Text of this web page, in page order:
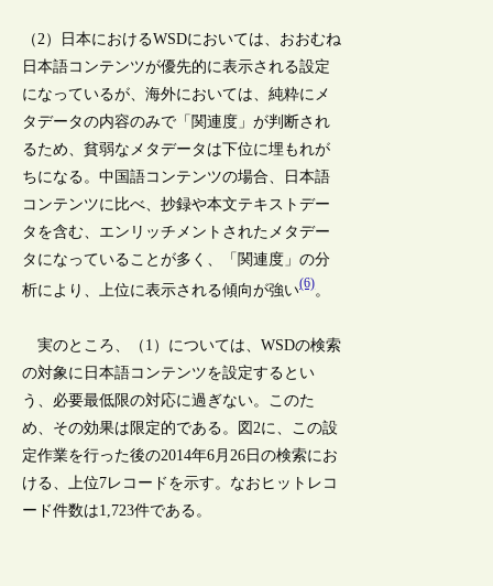
（2）日本におけるWSDにおいては、おおむね
日本語コンテンツが優先的に表示される設定
になっているが、海外においては、純粋にメ
タデータの内容のみで「関連度」が判断され
るため、貧弱なメタデータは下位に埋もれが
ちになる。中国語コンテンツの場合、日本語
コンテンツに比べ、抄録や本文テキストデー
タを含む、エンリッチメントされたメタデー
タになっていることが多く、「関連度」の分
析により、上位に表示される傾向が強い(6)。
実のところ、（1）については、WSDの検索
の対象に日本語コンテンツを設定するとい
う、必要最低限の対応に過ぎない。このた
め、その効果は限定的である。図2に、この設
定作業を行った後の2014年6月26日の検索にお
ける、上位7レコードを示す。なおヒットレコ
ード件数は1,723件である。